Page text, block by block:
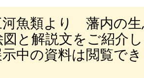
魚類より 藩内の生
図と解説文をご紹介
中の資料は閲覧で